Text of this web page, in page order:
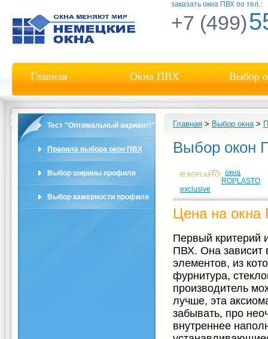
заказать окна ПВХ по тел.:
+7 (499)
Главная Окна ПВХ Выбор
Тест "Оптимальный вариант!"
Правила выбора окон ПВХ
Выбор ширины профиля
Выбор камерности профиля
Главная > Выбор окна>
Выбор окон
окна
ROPLASTO
exclusive
Цена на
Первый критерий
ПВХ. Она зависит
элементов, из
фурнитура,
производитель
лучше, эта
забывать, про
внутреннее